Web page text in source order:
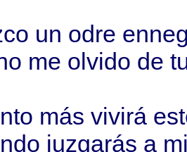
un odre
me olvido de
más vivirá
juzgarás a